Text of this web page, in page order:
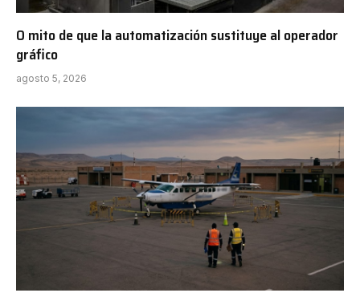
O mito de que la automatización sustituye al operador
gráfico
agosto 5, 2026